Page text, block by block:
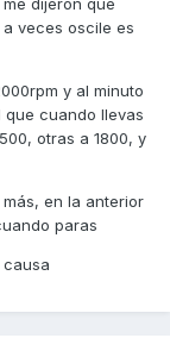
dijeron que
veces oscile es
y al minuto
cuando llevas
otras a 1800, y
en la anterior
paras
causa